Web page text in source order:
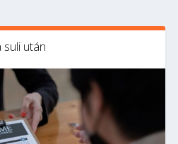
suli után